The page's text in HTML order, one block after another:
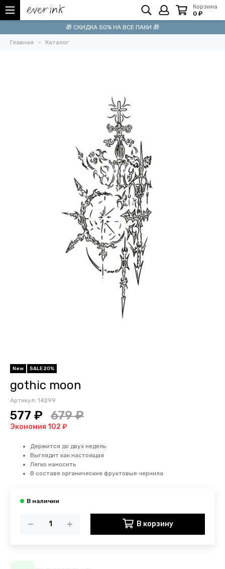
Корзина
0 ₽
🎁 СКИДКА 50% НА ВСЕ ПАКИ 🎁
Главная Каталог
New SALE 20%
gothic moon
Артикул: 14299
577 ₽ 679 ₽
Экономия 102 ₽
Держится до двух недель
Выглядит как настоящая
Легко наносить
В составе органические фруктовые чернила
В корзину